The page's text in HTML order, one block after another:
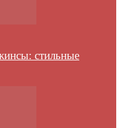
стильные